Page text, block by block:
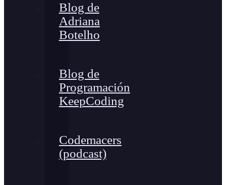
Blog de
Adriana
Botelho
Blog de
Programación
KeepCoding
Codemacers
(podcast)